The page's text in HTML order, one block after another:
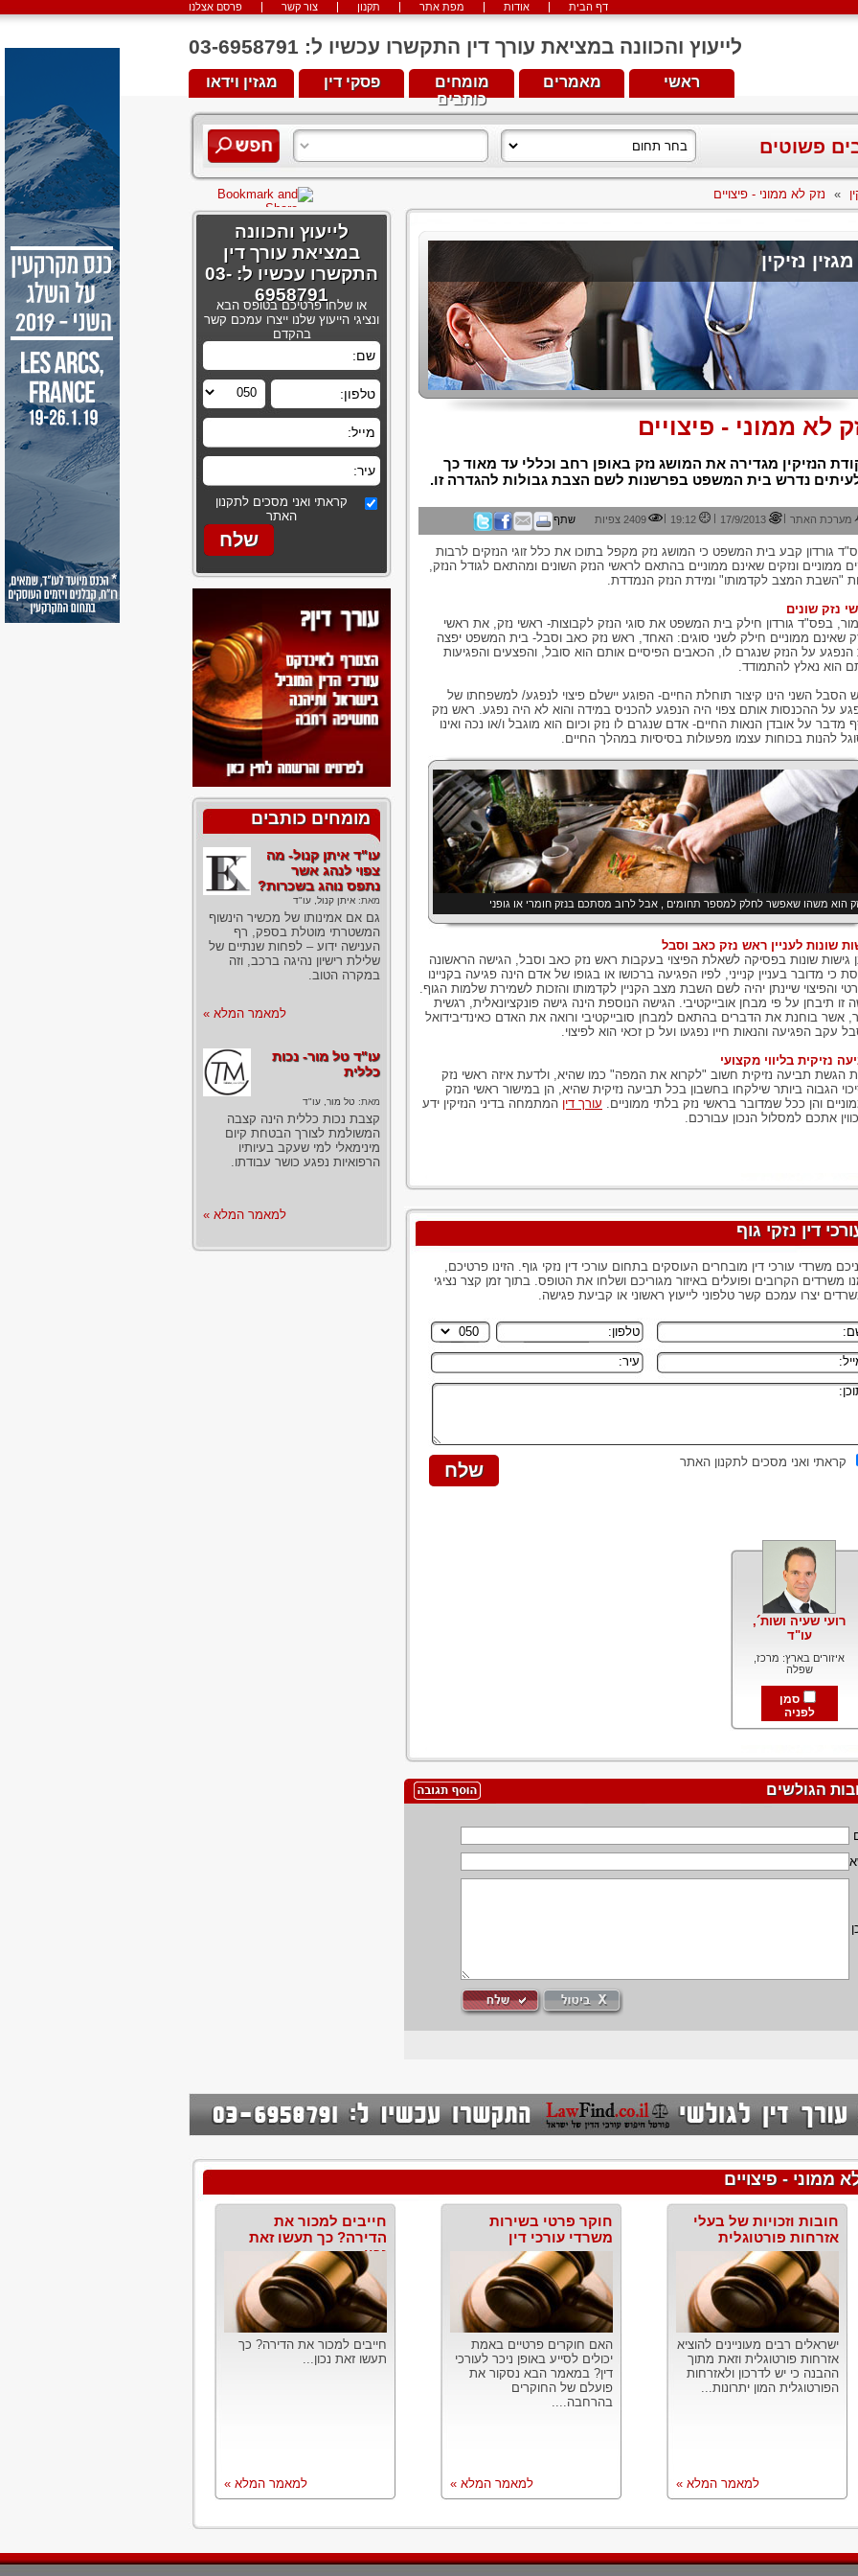
פרסם אצלנו צור קשר תקנון מפת אתר אודות דף הבית
לייעוץ והכוונה במציאת עורך דין התקשרו עכשיו ל: 03-6958791
מגזין וידאו פסקי דין
מומחים
כותבים
מאמרים ראשי
פשוטים
» נזק לא ממוני - פיצויים
מגזין נזיקין
לא ממוני - פיצויים
הנזיקין מגדירה את המושג נזק באופן רחב וכללי עד מאוד כך
נדרש בית המשפט בפרשנות לשם הצבת גבולות להגדרה זו.
מערכת האתר |
17/9/2013
|
19:12
| 2409 צפיות שתף
גורדון קבע בית המשפט כי המושג נזק מקפל בתוכו את כלל זוגי הנזקים לרבות
ממוניים ונזקים שאינם ממוניים בהתאם לראשי הנזק השונים ומהתאם לגודל הנזק,
"השבת המצב לקדמותו" ומידת הנזק הנמדדת.
נזק שונים
בפס"ד גורדון חילק בית המשפט את סוגי הנזק לקבוצות- ראשי נזק, את ראשי
שאינם ממוניים חילק לשני סוגים: האחד, ראש נזק כאב וסבל- בית המשפט יפצה
על הנזק שנגרם לו, הכאבים הפיסיים אותם הוא סובל, והפצעים והפגיעות
הוא נאלץ להתמודד.
הסבל השני הינו קיצור תוחלת החיים- הפוגע יישלם פיצוי לנפגע/ למשפחתו של
על ההכנסות אותם צפוי היה הנפגע להכניס במידה והוא לא היה נפגע. ראש נזק
מדבר על אובדן הנאות החיים- אדם שנגרם לו נזק וכיום הוא מוגבל ו/או נכה ואינו
להנות בכוחות עצמו מפעולות בסיסיות במהלך החיים.
הוא משהו שאפשר לחלק למספר תחומים , אבל לרוב מסתכם בנזק חומרי או גופני
שונות לעניין ראש נזק כאב וסבל
גישות שונות בפסיקה לשאלת הפיצוי בעקבות ראש נזק כאב וסבל, הגישה הראשונה
כי מדובר בעניין קנייני, לפיו הפגיעה ברכושו או בגופו של אדם הינה פגיעה בקניינו
והפיצוי שיינתן יהיה לשם השבת מצב הקניין לקדמותו והזכות לשמירת שלמות הגוף.
זו תיבחן על פי מבחן אובייקטיבי. הגישה הנוספת הינה גישה פונקציונאלית, רגשית
אשר בוחנת את הדברים בהתאם למבחן סובייקטיבי ורואה את האדם כאינדיבידואל
עקב הפגיעה והנאות חייו נפגעו ועל כן זכאי הוא לפיצוי.
נזיקית בליווי מקצועי
הגשת תביעה נזיקית חשוב "לקרוא את המפה" כמו שהיא, ולדעת איזה ראשי נזק
הגבוה ביותר שילקחו בחשבון בכל תביעה נזיקית שהיא, הן במישור ראשי הנזק
והן ככל שמדובר בראשי נזק בלתי ממוניים. עורך דין המתמחה בדיני הנזיקין ידע
אתכם למסלול הנכון עבורכם.
דין נזקי גוף
משרדי עורכי דין מובחרים העוסקים בתחום עורכי דין נזקי גוף. הזינו פרטיכם,
משרדים הקרובים ופועלים באיזור מגוריכם ושלחו את הטופס. בתוך זמן קצר נציגי
יצרו עמכם קשר טלפוני לייעוץ ראשוני או קביעת פגישה.
קראתי ואני מסכים לתקנון האתר
רועי שעיה ושות´,
עו"ד
איזורים בארץ: מרכז,
שפלה
סמן
לפניה
הגולשים
לייעוץ והכוונה
במציאת עורך דין
התקשרו עכשיו ל: 03-
6958791
או שלחו פרטיכם בטופס הבא
ונציגי הייעוץ שלנו ייצרו עמכם קשר
בהקדם
קראתי ואני מסכים לתקנון
האתר
מומחים כותבים
עו"ד איתן קנול- מה
צפוי לנהג אשר
נתפס נוהג בשכרות?
מאת: איתן קנול, עו"ד
גם אם אמינותו של מכשיר הינשוף
המשטרתי מוטלת בספק, רף
הענישה ידוע – לפחות שנתיים של
שלילת רישיון נהיגה ברכב, וזה
במקרה הטוב.
למאמר המלא »
עו"ד טל מור- נכות
כללית
מאת: טל מור, עו"ד
קצבת נכות כללית הינה קצבה
המשולמת לצורך הבטחת קיום
מינימאלי למי שעקב בעיותיו
הרפואיות נפגע כושר עבודתו.
למאמר המלא »
ממוני - פיצויים
חובות וזכויות של בעלי
אזרחות פורטוגלית
ישראלים רבים מעוניינים להוציא
אזרחות פורטוגלית וזאת מתוך
ההבנה כי יש לדרכון ולאזרחות
הפורטוגלית המון יתרונות...
למאמר המלא »
חוקר פרטי בשירות
משרדי עורכי דין
האם חוקרים פרטיים באמת
יכולים לסייע באופן ניכר לעורכי
דין? במאמר הבא נסקור את
פועלם של החוקרים
בהרחבה....
למאמר המלא »
חייבים למכור את
הדירה? כך תעשו זאת
נכון
חייבים למכור את הדירה? כך
תעשו זאת נכון...
למאמר המלא »